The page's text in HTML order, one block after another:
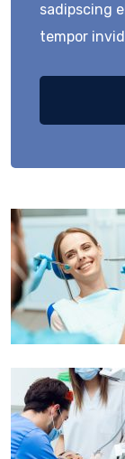
sadipscing
tempor